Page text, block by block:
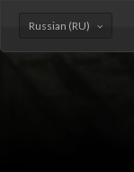
Russian (RU)